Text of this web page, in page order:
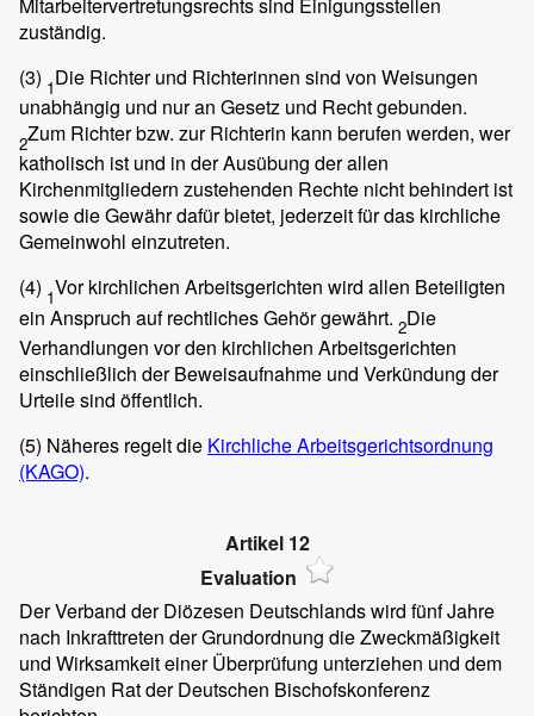
zuständig.
(3) 1Die Richter und Richterinnen sind von Weisungen
unabhängig und nur an Gesetz und Recht gebunden.
2Zum Richter bzw. zur Richterin kann berufen werden, wer
katholisch ist und in der Ausübung der allen
Kirchenmitgliedern zustehenden Rechte nicht behindert ist
sowie die Gewähr dafür bietet, jederzeit für das kirchliche
Gemeinwohl einzutreten.
(4) 1Vor kirchlichen Arbeitsgerichten wird allen Beteiligten
ein Anspruch auf rechtliches Gehör gewährt. 2Die
Verhandlungen vor den kirchlichen Arbeitsgerichten
einschließlich der Beweisaufnahme und Verkündung der
Urteile sind öffentlich.
(5) Näheres regelt die Kirchliche Arbeitsgerichtsordnung
(KAGO).
Artikel 12
Evaluation
Der Verband der Diözesen Deutschlands wird fünf Jahre
nach Inkrafttreten der Grundordnung die Zweckmäßigkeit
und Wirksamkeit einer Überprüfung unterziehen und dem
Ständigen Rat der Deutschen Bischofskonferenz